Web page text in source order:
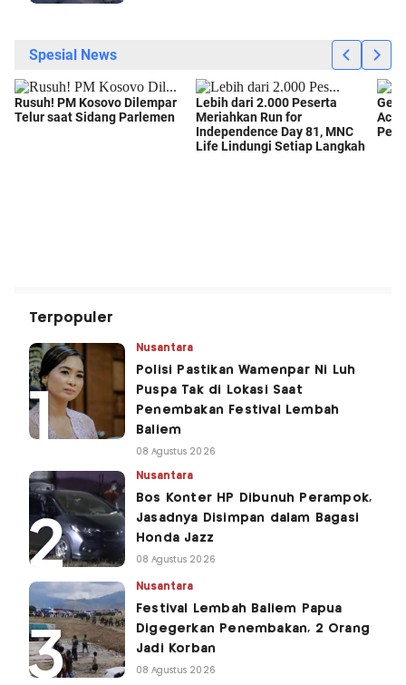
Terpopuler
Nusantara
Polisi Pastikan Wamenpar Ni Luh
Puspa Tak di Lokasi Saat
Penembakan Festival Lembah
Baliem
08 Agustus 2026
Nusantara
Bos Konter HP Dibunuh Perampok,
Jasadnya Disimpan dalam Bagasi
Honda Jazz
08 Agustus 2026
Nusantara
Festival Lembah Baliem Papua
Digegerkan Penembakan, 2 Orang
Jadi Korban
08 Agustus 2026